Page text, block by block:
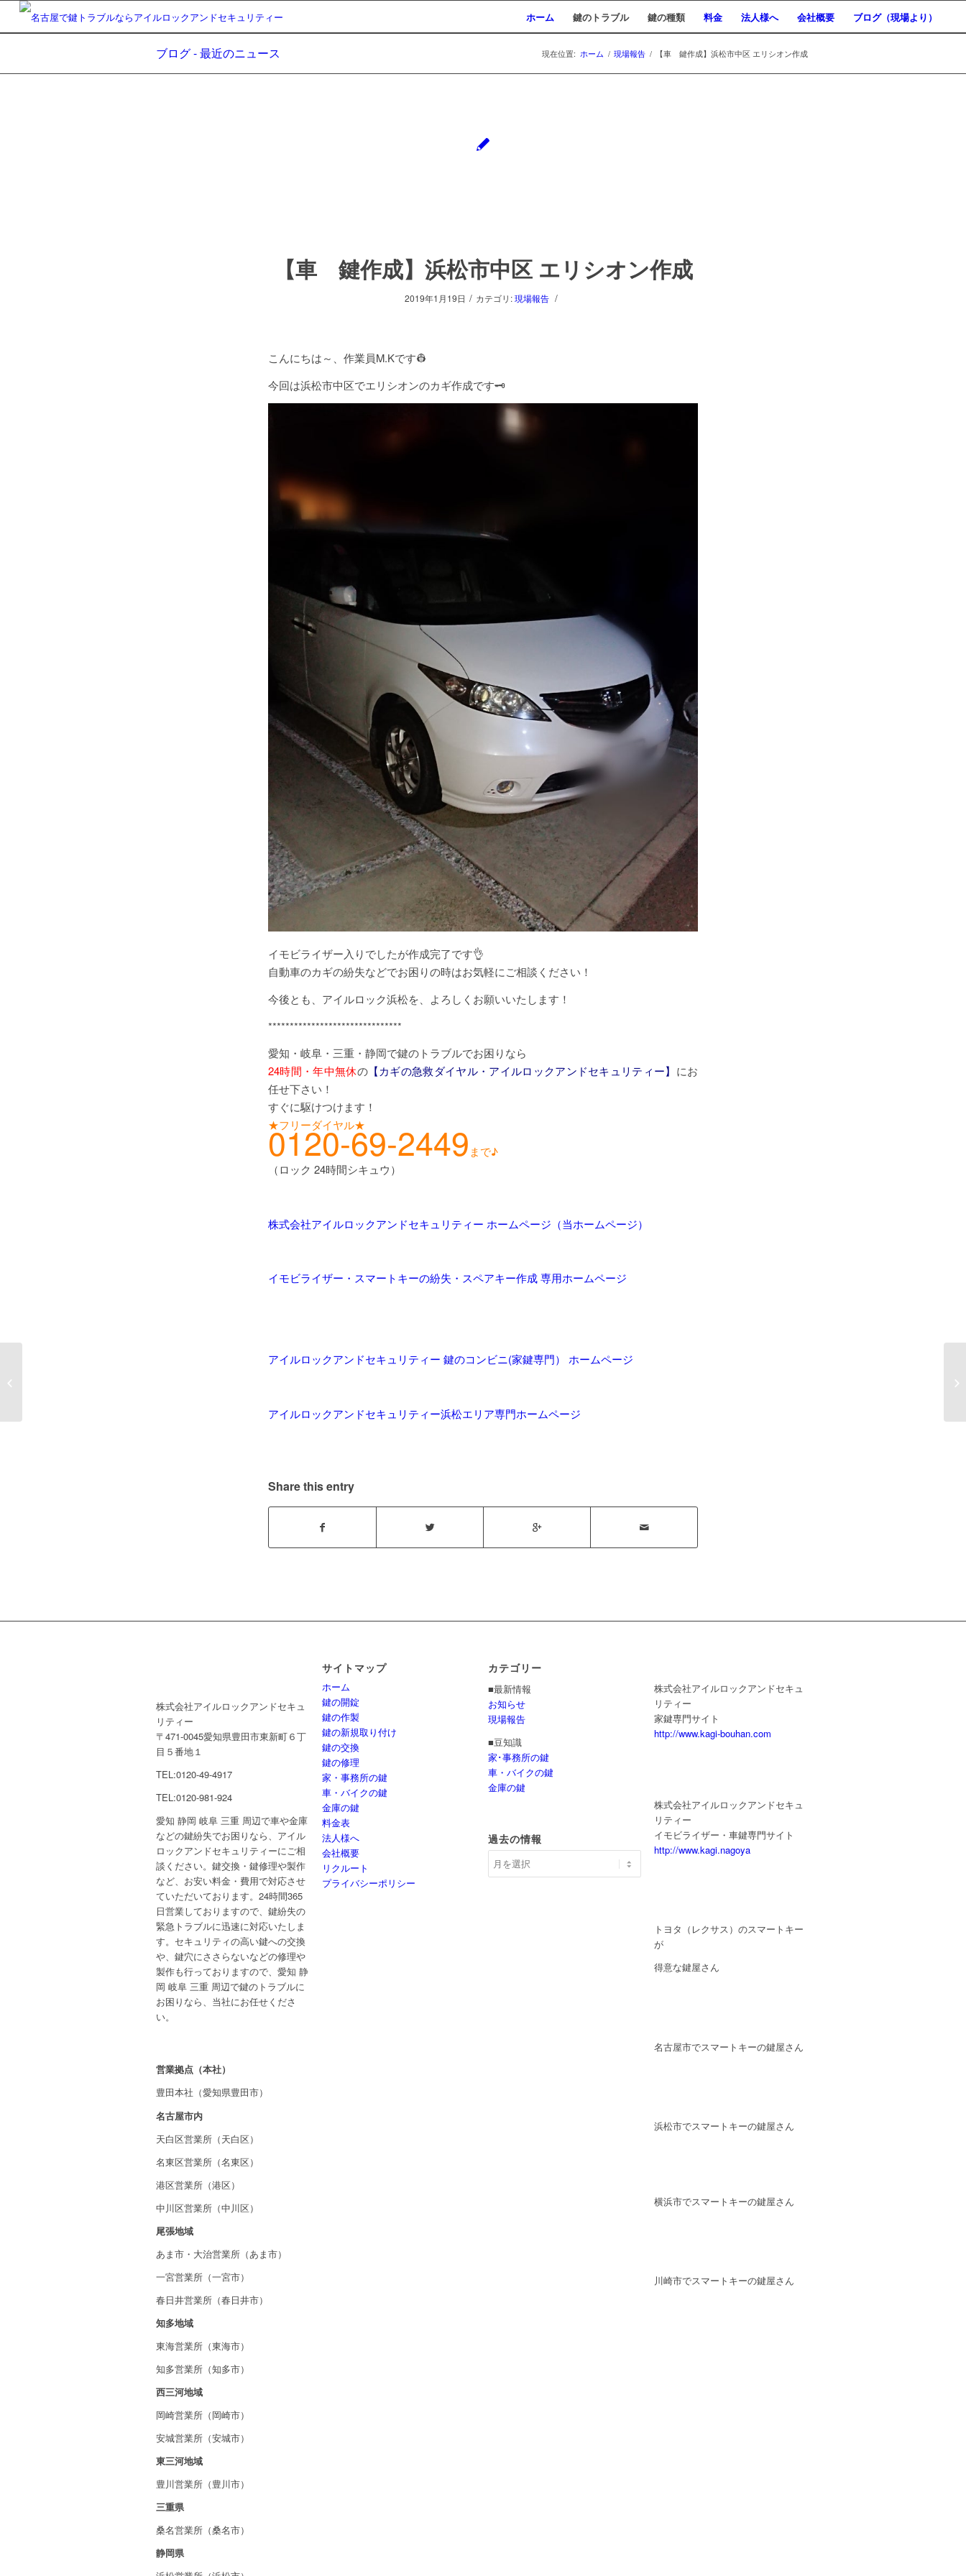
ホーム 鍵のトラブル 鍵の種類 料金 法人様へ 会社概要 ブログ（現場より）
ブログ - 最近のニュース 現在位置: ホーム / 現場報告 / 【車 鍵作成】浜松市中区 エリシオン作成
【車 鍵作成】浜松市中区 エリシオン作成
2019年1月19日 / カテゴリ:現場報告 /
こんにちは～、作業員M.Kです👷
今回は浜松市中区でエリシオンのカギ作成です🗝️
イモビライザー入りでしたが作成完了です👌
自動車のカギの紛失などでお困りの時はお気軽にご相談ください！
今後とも、アイルロック浜松を、よろしくお願いいたします！
*******************************
愛知・岐阜・三重・静岡で鍵のトラブルでお困りなら
24時間・年中無休の【カギの急救ダイヤル・アイルロックアンドセキュリティー】 にお
任せ下さい！
すぐに駆けつけます！
★フリーダイヤル★
0120-69-2449 まで♪
（ロック 24時間シキュウ）
株式会社アイルロックアンドセキュリティー ホームページ（当ホームページ）
イモビライザー・スマートキーの紛失・スペアキー作成 専用ホームページ
アイルロックアンドセキュリティー 鍵のコンビニ(家鍵専門） ホームページ
アイルロックアンドセキュリティー浜松エリア専門ホームページ
Share this entry
株式会社アイルロックアンドセキュ
リティー
〒471-0045愛知県豊田市東新町６丁
目５番地１
TEL:0120-49-4917
TEL:0120-981-924
愛知 静岡 岐阜 三重 周辺で車や金庫
などの鍵紛失でお困りなら、アイル
ロックアンドセキュリティーにご相
談ください。鍵交換・鍵修理や製作
など、お安い料金・費用で対応させ
ていただいております。24時間365
日営業しておりますので、鍵紛失の
緊急トラブルに迅速に対応いたしま
す。セキュリティの高い鍵への交換
や、鍵穴にささらないなどの修理や
製作も行っておりますので、愛知 静
岡 岐阜 三重 周辺で鍵のトラブルに
お困りなら、当社にお任せくださ
い。
営業拠点（本社）
豊田本社（愛知県豊田市）
名古屋市内
天白区営業所（天白区）
名東区営業所（名東区）
港区営業所（港区）
中川区営業所（中川区）
尾張地域
あま市・大治営業所（あま市）
一宮営業所（一宮市）
春日井営業所（春日井市）
知多地域
東海営業所（東海市）
知多営業所（知多市）
西三河地域
岡崎営業所（岡崎市）
安城営業所（安城市）
東三河地域
豊川営業所（豊川市）
三重県
桑名営業所（桑名市）
静岡県
サイトマップ
ホーム
鍵の開錠
鍵の作製
鍵の新規取り付け
鍵の交換
鍵の修理
家・事務所の鍵
車・バイクの鍵
金庫の鍵
料金表
法人様へ
会社概要
リクルート
プライバシーポリシー
カテゴリー
■最新情報
お知らせ
現場報告
■豆知識
家･事務所の鍵
車・バイクの鍵
金庫の鍵
過去の情報
株式会社アイルロックアンドセキュ
リティー
家鍵専門サイト
http://www.kagi-bouhan.com
株式会社アイルロックアンドセキュ
リティー
イモビライザー・車鍵専門サイト
http://www.kagi.nagoya
トヨタ（レクサス）のスマートキー
が
得意な鍵屋さん
名古屋市でスマートキーの鍵屋さん
浜松市でスマートキーの鍵屋さん
横浜市でスマートキーの鍵屋さん
川崎市でスマートキーの鍵屋さん